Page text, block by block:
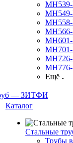
Ещё
Каталог
Стальные
Трубы